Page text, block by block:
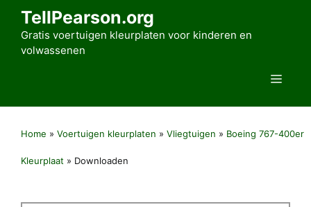
TellPearson.org
Gratis voertuigen kleurplaten voor kinderen en
volwassenen
Menu
Home » Voertuigen kleurplaten » Vliegtuigen » Boeing 767-400er
Kleurplaat » Downloaden